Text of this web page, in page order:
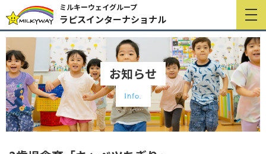
ミルキーウェイグループ
ラピスインターナショナル
お知らせ
Info.